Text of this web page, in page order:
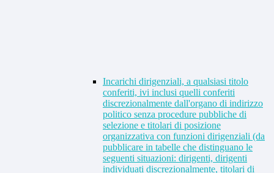
Incarichi dirigenziali, a qualsiasi titolo
conferiti, ivi inclusi quelli conferiti
discrezionalmente dall'organo di indirizzo
politico senza procedure pubbliche di
selezione e titolari di posizione
organizzativa con funzioni dirigenziali (da
pubblicare in tabelle che distinguano le
seguenti situazioni: dirigenti, dirigenti
individuati discrezionalmente, titolari di